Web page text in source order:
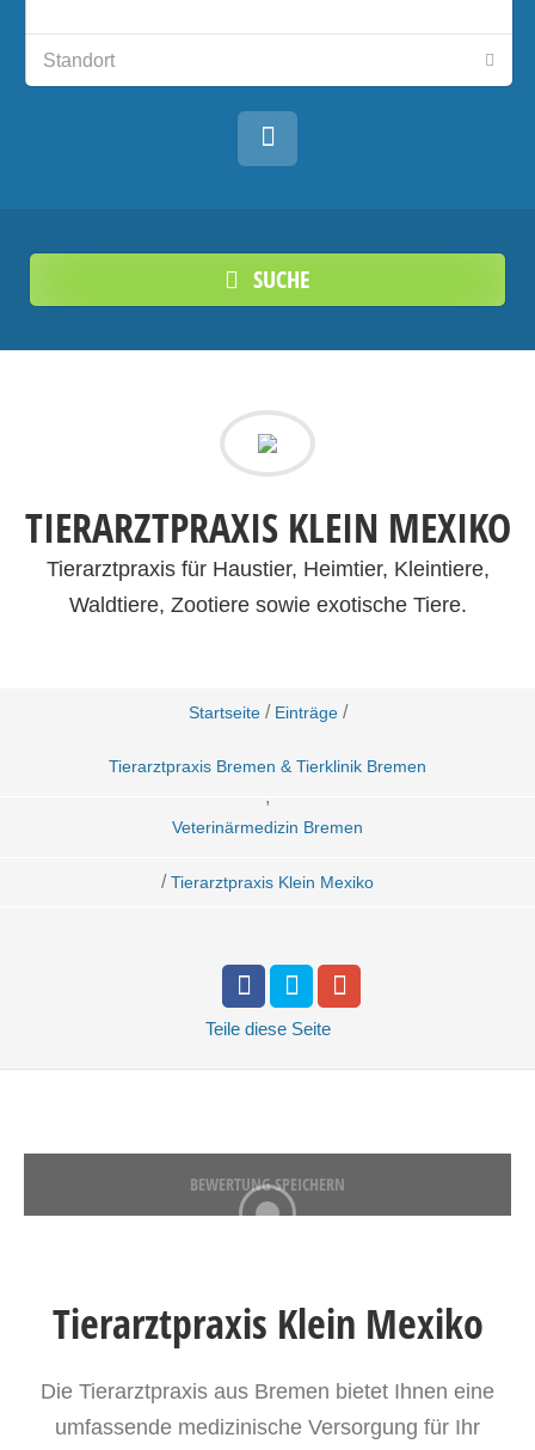
SUCHE
TIERARZTPRAXIS KLEIN MEXIKO
Tierarztpraxis für Haustier, Heimtier, Kleintiere,
Waldtiere, Zootiere sowie exotische Tiere.
Startseite / Einträge /
Tierarztpraxis Bremen & Tierklinik Bremen
,
Veterinärmedizin Bremen
/ Tierarztpraxis Klein Mexiko
Teile diese Seite
BEWERTUNG SPEICHERN
Tierarztpraxis Klein Mexiko
Die Tierarztpraxis aus Bremen bietet Ihnen eine
umfassende medizinische Versorgung für Ihr